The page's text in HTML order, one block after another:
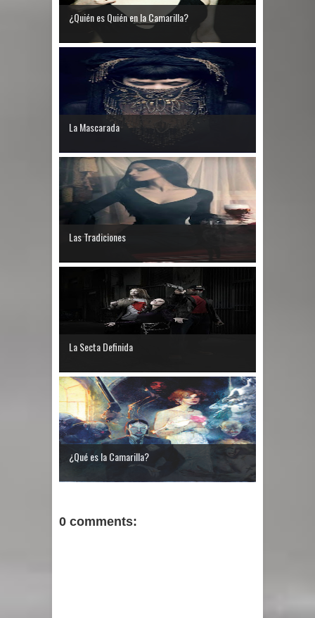
¿Quién es Quién en la Camarilla?
La Mascarada
Las Tradiciones
La Secta Definida
¿Qué es la Camarilla?
0 comments: